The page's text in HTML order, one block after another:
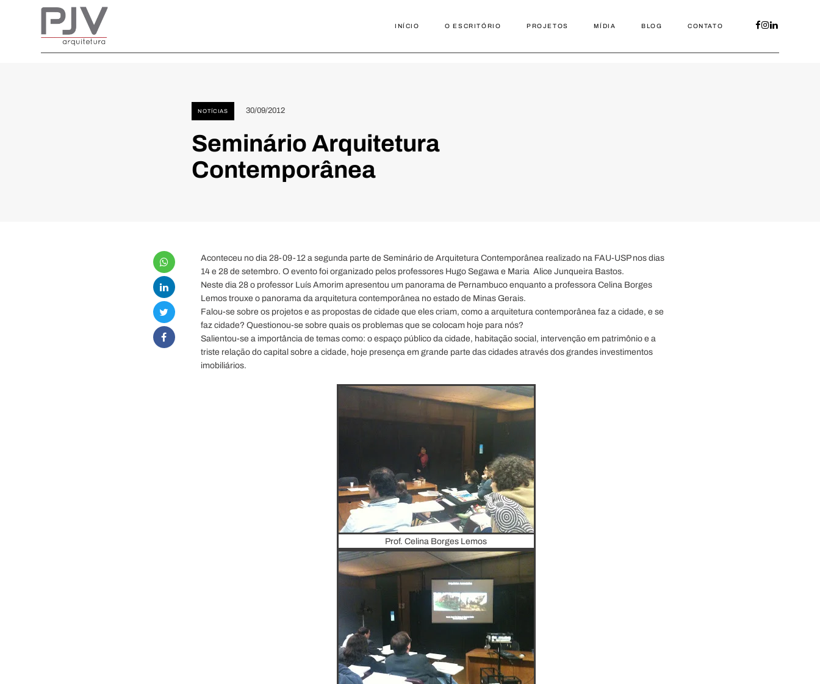
INÍCIO O ESCRITÓRIO PROJETOS MÍDIA BLOG CONTATO
NOTÍCIAS 30/09/2012
Seminário Arquitetura
Contemporânea
Aconteceu no dia 28-09-12 a segunda parte de Seminário de Arquitetura Contemporânea realizado na FAU-USP nos dias
14 e 28 de setembro. O evento foi organizado pelos professores Hugo Segawa e Maria Alice Junqueira Bastos.
Neste dia 28 o professor Luís Amorim apresentou um panorama de Pernambuco enquanto a professora Celina Borges
Lemos trouxe o panorama da arquitetura contemporânea no estado de Minas Gerais.
Falou-se sobre os projetos e as propostas de cidade que eles criam, como a arquitetura contemporânea faz a cidade, e se
faz cidade? Questionou-se sobre quais os problemas que se colocam hoje para nós?
Salientou-se a importância de temas como: o espaço público da cidade, habitação social, intervenção em patrimônio e a
triste relação do capital sobre a cidade, hoje presença em grande parte das cidades através dos grandes investimentos
imobiliários.
Prof. Celina Borges Lemos